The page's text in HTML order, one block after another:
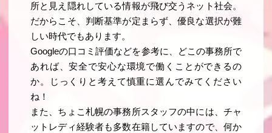
所と見え隠れしている情報が飛び交うネット社会。
だからこそ、判断基準が定まらず、優良な選択が難
しい時代でもあります。
Googleの口コミ評価などを参考に、どこの事務所で
あれば、安全で安心な環境で働くことができるの
か。じっくりと考えて慎重に選んでみてください
ね！
また、ちょこ札幌の事務所スタッフの中には、チャ
ットレディ経験者も多数在籍していますので、何か